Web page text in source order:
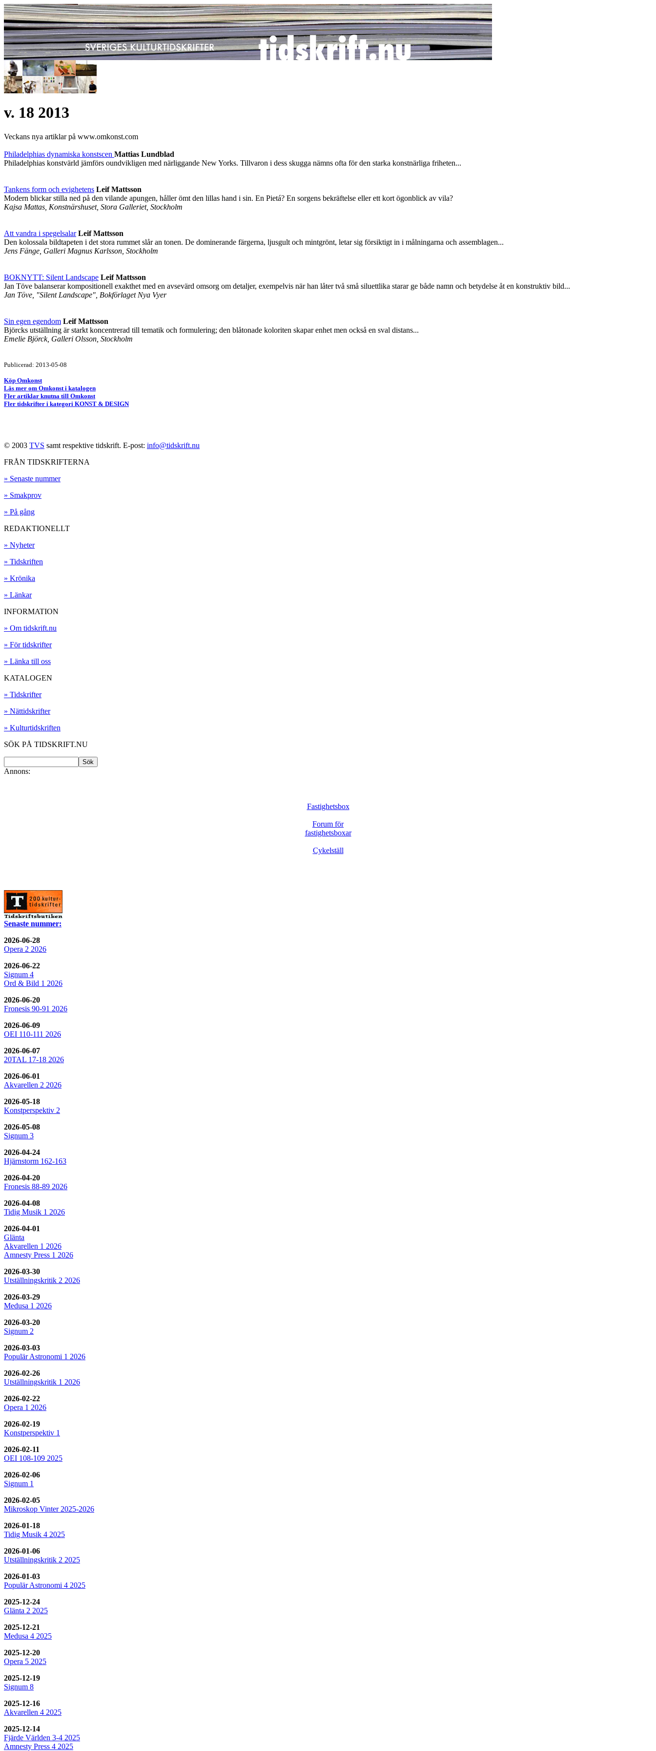
v. 18 2013
Veckans nya artiklar på www.omkonst.com
Philadelphias dynamiska konstscen Mattias Lundblad
Philadelphias konstvärld jämförs oundvikligen med närliggande New Yorks. Tillvaron i dess skugga nämns ofta för den starka konstnärliga friheten...
Tankens form och evighetens Leif Mattsson
Modern blickar stilla ned på den vilande apungen, håller ömt den lillas hand i sin. En Pietá? En sorgens bekräftelse eller ett kort ögonblick av vila?
Kajsa Mattas, Konstnärshuset, Stora Galleriet, Stockholm
Att vandra i spegelsalar Leif Mattsson
Den kolossala bildtapeten i det stora rummet slår an tonen. De dominerande färgerna, ljusgult och mintgrönt, letar sig försiktigt in i målningarna och assemblagen...
Jens Fänge, Galleri Magnus Karlsson, Stockholm
BOKNYTT: Silent Landscape Leif Mattsson
Jan Töve balanserar kompositionell exakthet med en avsevärd omsorg om detaljer, exempelvis när han låter två små siluettlika starar ge både namn och betydelse åt en konstruktiv bild...
Jan Töve, "Silent Landscape", Bokförlaget Nya Vyer
Sin egen egendom Leif Mattsson
Björcks utställning är starkt koncentrerad till tematik och formulering; den blåtonade koloriten skapar enhet men också en sval distans...
Emelie Björck, Galleri Olsson, Stockholm
Publicerad: 2013-05-08
Köp Omkonst
Läs mer om Omkonst i katalogen
Fler artiklar knutna till Omkonst
Fler tidskrifter i kategori KONST & DESIGN
© 2003 TVS samt respektive tidskrift. E-post: info@tidskrift.nu
FRÅN TIDSKRIFTERNA
» Senaste nummer
» Smakprov
» På gång
REDAKTIONELLT
» Nyheter
» Tidskriften
» Krönika
» Länkar
INFORMATION
» Om tidskrift.nu
» För tidskrifter
» Länka till oss
KATALOGEN
» Tidskrifter
» Nättidskrifter
» Kulturtidskriften
SÖK PÅ TIDSKRIFT.NU
Annons:
Fastighetsbox
Forum för
fastighetsboxar
Cykelställ
Senaste nummer:
2026-06-28
Opera 2 2026
2026-06-22
Signum 4
Ord & Bild 1 2026
2026-06-20
Fronesis 90-91 2026
2026-06-09
OEI 110-111 2026
2026-06-07
20TAL 17-18 2026
2026-06-01
Akvarellen 2 2026
2026-05-18
Konstperspektiv 2
2026-05-08
Signum 3
2026-04-24
Hjärnstorm 162-163
2026-04-20
Fronesis 88-89 2026
2026-04-08
Tidig Musik 1 2026
2026-04-01
Glänta
Akvarellen 1 2026
Amnesty Press 1 2026
2026-03-30
Utställningskritik 2 2026
2026-03-29
Medusa 1 2026
2026-03-20
Signum 2
2026-03-03
Populär Astronomi 1 2026
2026-02-26
Utställningskritik 1 2026
2026-02-22
Opera 1 2026
2026-02-19
Konstperspektiv 1
2026-02-11
OEI 108-109 2025
2026-02-06
Signum 1
2026-02-05
Mikroskop Vinter 2025-2026
2026-01-18
Tidig Musik 4 2025
2026-01-06
Utställningskritik 2 2025
2026-01-03
Populär Astronomi 4 2025
2025-12-24
Glänta 2 2025
2025-12-21
Medusa 4 2025
2025-12-20
Opera 5 2025
2025-12-19
Signum 8
2025-12-16
Akvarellen 4 2025
2025-12-14
Fjärde Världen 3-4 2025
Amnesty Press 4 2025